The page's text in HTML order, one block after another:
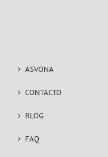
ASVONA
CONTACTO
BLOG
FAQ